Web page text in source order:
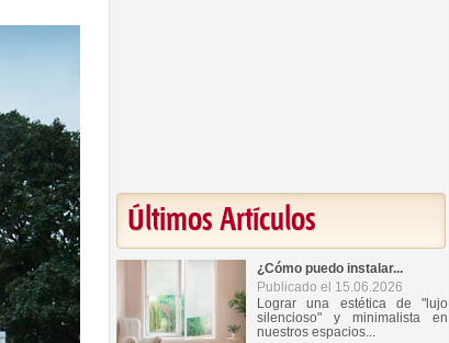
Últimos Artículos
¿Cómo puedo instalar...
Publicado el 15.06.2026
Lograr una estética de "lujo
silencioso" y minimalista en
nuestros espacios...